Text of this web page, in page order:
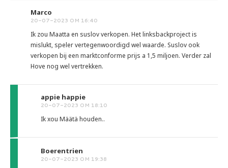
Marco
20-07-2023 OM 16:40
Ik zou Maatta en suslov verkopen. Het linksbackproject is
mislukt, speler vertegenwoordigd wel waarde. Suslov ook
verkopen bij een marktconforme prijs a 1,5 miljoen. Verder zal
Hove nog wel vertrekken.
appie happie
20-07-2023 OM 18:10
Ik xou Määtä houden..
Boerentrien
20-07-2023 OM 19:38